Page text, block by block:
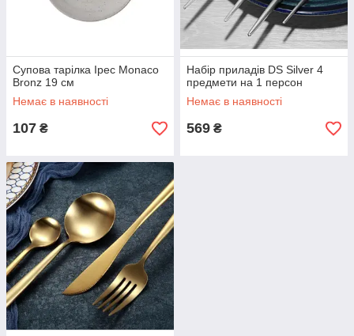
Супова тарілка Ipec Monaco
Bronz 19 см
Немає в наявності
107 ₴
Набір приладів DS Silver 4
предмети на 1 персон
Немає в наявності
569 ₴